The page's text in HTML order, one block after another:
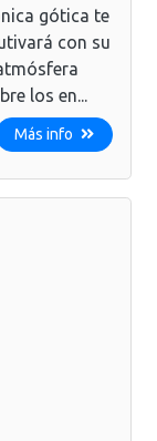
gótica te
con su
los en...
Más info